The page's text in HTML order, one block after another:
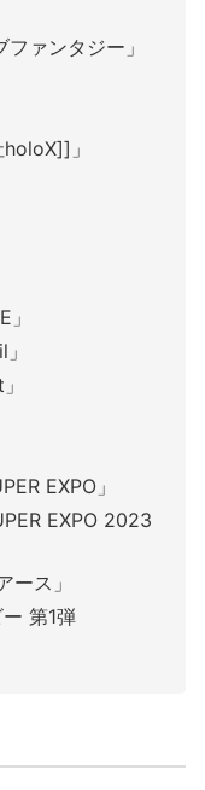
ァンタジー」
」
EXPO」
EXPO 2023
ース」
第1弾